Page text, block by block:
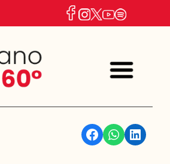
Facebook WhatsApp Linkedin